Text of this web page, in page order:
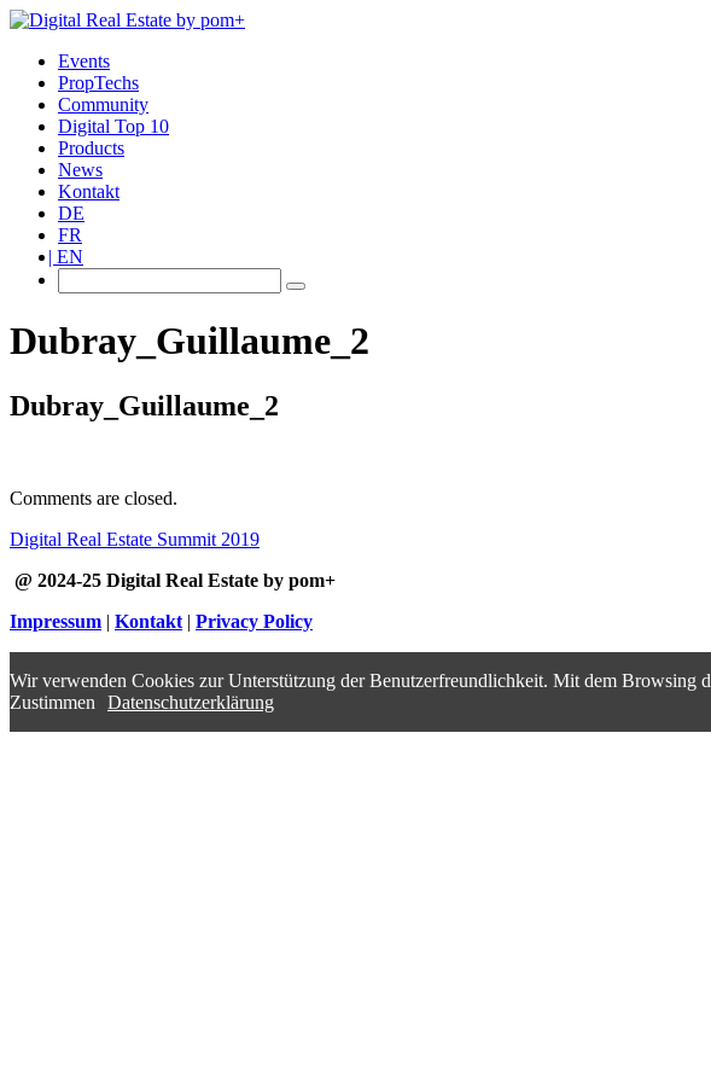
Events
PropTechs
Community
Digital Top 10
Products
News
Kontakt
DE
FR
EN
Dubray_Guillaume_2
Dubray_Guillaume_2
Comments are closed.
Digital Real Estate Summit 2019
@ 2024-25 Digital Real Estate by pom+
Impressum | Kontakt | Privacy Policy
Wir verwenden Cookies zur Unterstützung der Benutzerfreundlichkeit. Mit dem Browsing
Zustimmen
Datenschutzerklärung